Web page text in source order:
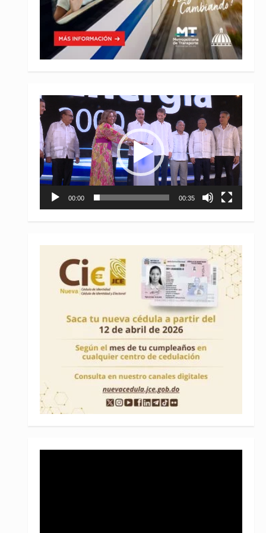
Reproductor
de
vídeo
00:00 00:35